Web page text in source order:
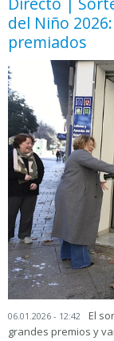
del Niño
premiados
06.01.2026 - 12:42
El
grandes premios y